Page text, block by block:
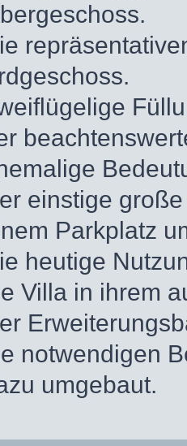
einstige
Parkplatz
heutige
Villa in ihrem
notwendigen
umgebaut.